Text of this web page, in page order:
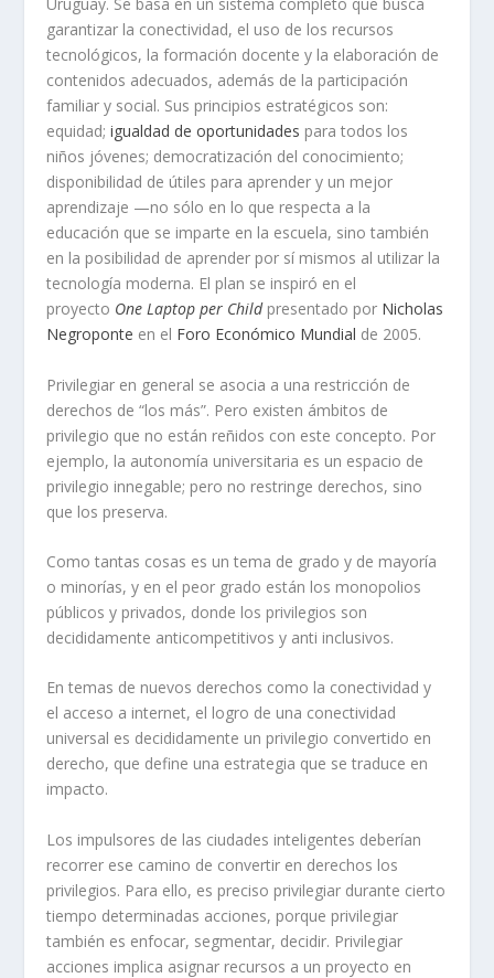
garantizar la conectividad, el uso de los recursos
tecnológicos, la formación docente y la elaboración de
contenidos adecuados, además de la participación
familiar y social. Sus principios estratégicos son:
equidad;igualdad de oportunidades para todos los
niños jóvenes; democratización del conocimiento;
disponibilidad de útiles para aprender y un mejor
aprendizaje —no sólo en lo que respecta a la
educación que se imparte en la escuela, sino también
en la posibilidad de aprender por sí mismos al utilizar la
tecnología moderna. El plan se inspiró en el
proyecto One Laptop per Childpresentado por Nicholas
Negroponte en el Foro Económico Mundial de 2005.
Privilegiar en general se asocia a una restricción de
derechos de “los más”. Pero existen ámbitos de
privilegio que no están reñidos con este concepto. Por
ejemplo, la autonomía universitaria es un espacio de
privilegio innegable; pero no restringe derechos, sino
que los preserva.
Como tantas cosas es un tema de grado y de mayoría
o minorías, y en el peor grado están los monopolios
públicos y privados, donde los privilegios son
decididamente anticompetitivos y anti inclusivos.
En temas de nuevos derechos como la conectividad y
el acceso a internet, el logro de una conectividad
universal es decididamente un privilegio convertido en
derecho, que define una estrategia que se traduce en
impacto.
Los impulsores de las ciudades inteligentes deberían
recorrer ese camino de convertir en derechos los
privilegios. Para ello, es preciso privilegiar durante cierto
tiempo determinadas acciones, porque privilegiar
también es enfocar, segmentar, decidir. Privilegiar
acciones implica asignar recursos a un proyecto en